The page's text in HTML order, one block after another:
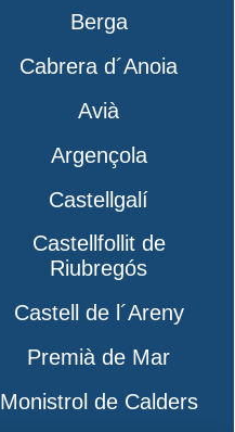
Berga
Cabrera d´Anoia
Avià
Argençola
Castellgalí
Castellfollit de
Riubregós
Castell de l´Areny
Premià de Mar
Monistrol de Calders